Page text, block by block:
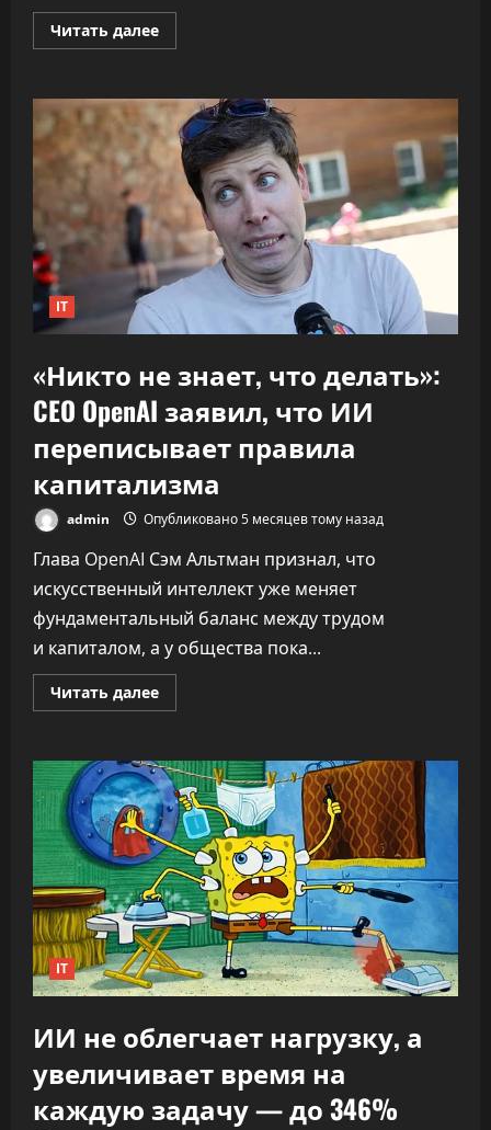
Читать далееПрочитать
больше
что
вклад
компаний-
резидентов
в
экономику
«подошёл
30%»
IT
«Никто не знает, что делать»:
CEO OpenAI заявил, что ИИ
переписывает правила
капитализма
admin Опубликовано 5 месяцев тому назад
Глава OpenAI Сэм Альтман признал, что
искусственный интеллект уже меняет
фундаментальный баланс между трудом
и капиталом, а у общества пока...
Читать далееПрочитать
больше
знает,
что
делать»:
CEO
OpenAI
заявил,
что
ИИ
переписывает
правила
капитализма
IT
ИИ не облегчает нагрузку, а
увеличивает время на
каждую задачу — до 346%